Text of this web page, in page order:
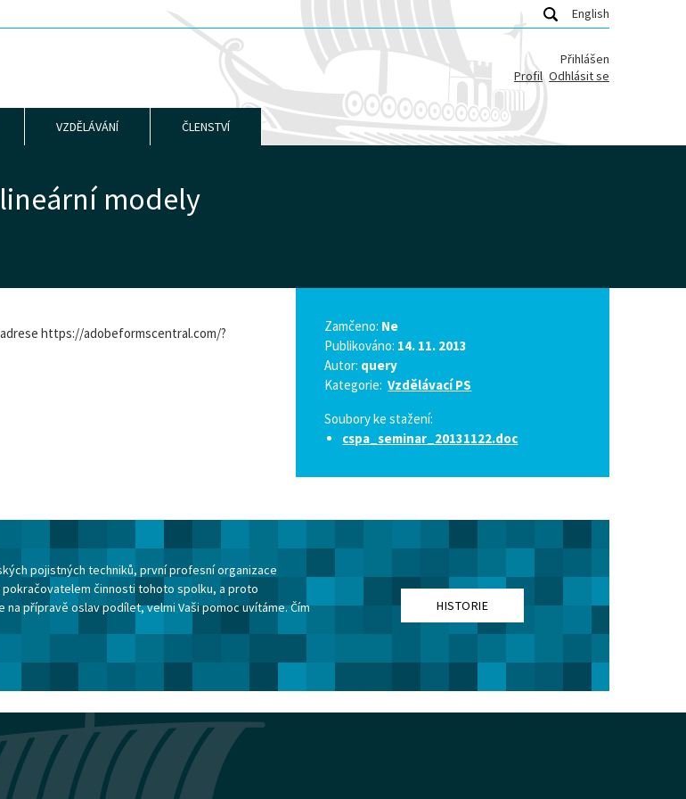
English
Přihlášen
Profil Odhlásit se
VZDĚLÁVÁNÍ ČLENSTVÍ
modely
https://adobeformscentral.com/?
Zamčeno: Ne
Publikováno: 14. 11. 2013
Autor: query
Kategorie:Vzdělávací PS
Soubory ke stažení:
cspa_seminar_20131122.doc
pojistných techniků, první profesní organizace
pokračovatelem činnosti tohoto spolku, a proto
přípravě oslav podílet, velmi Vaši pomoc uvítáme. Čím
HISTORIE